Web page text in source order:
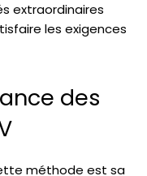
extraordinaires
les exigences
des
méthode est sa